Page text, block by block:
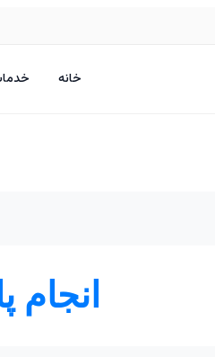
خانه
انجام